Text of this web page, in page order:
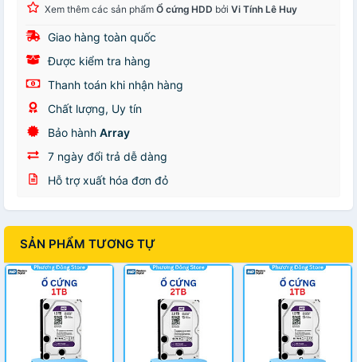
Xem thêm các sản phẩm Ổ cứng HDD bởi Vi Tính Lê Huy
Giao hàng toàn quốc
Được kiểm tra hàng
Thanh toán khi nhận hàng
Chất lượng, Uy tín
Bảo hành Array
7 ngày đổi trả dễ dàng
Hỗ trợ xuất hóa đơn đỏ
SẢN PHẨM TƯƠNG TỰ